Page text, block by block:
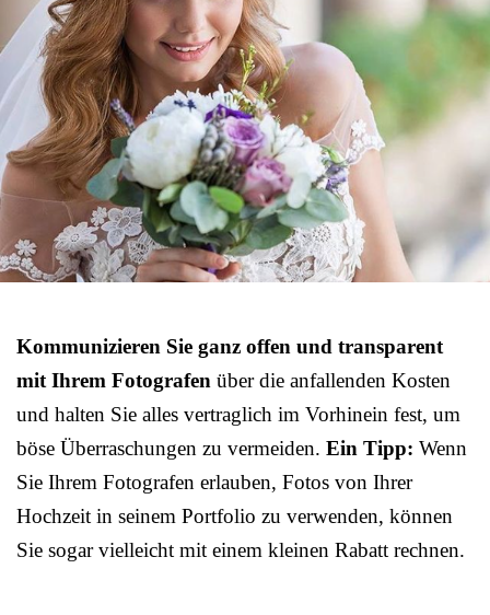
Kommunizieren Sie ganz offen und transparent
mit Ihrem Fotografen über die anfallenden Kosten
und halten Sie alles vertraglich im Vorhinein fest, um
böse Überraschungen zu vermeiden. Ein Tipp: Wenn
Sie Ihrem Fotografen erlauben, Fotos von Ihrer
Hochzeit in seinem Portfolio zu verwenden, können
Sie sogar vielleicht mit einem kleinen Rabatt rechnen.